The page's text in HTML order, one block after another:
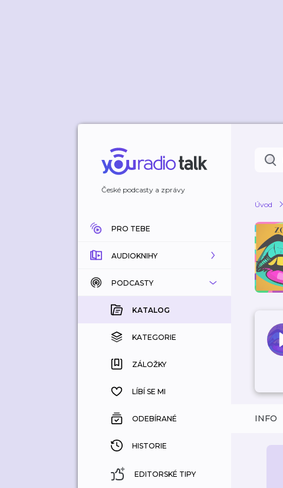
České podcasty a zprávy
PRO TEBE
AUDIOKNIHY
KATALOG
KOUPENÉ
KATEGORIE
ZÁLOŽKY
HISTORIE
PODCASTY
KATALOG
KATEGORIE
ZÁLOŽKY
LÍBÍ SE MI
ODEBÍRANÉ
HISTORIE
EDITORSKÉ TIPY
Úvod
INFO